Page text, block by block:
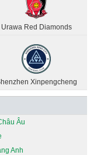
Urawa Red Diamonds
Xinpengcheng
Âu
Anh